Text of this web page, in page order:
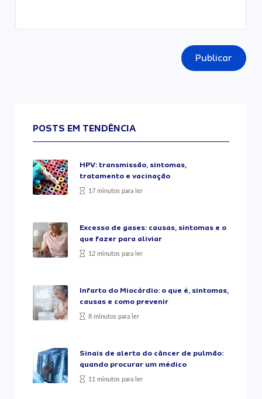
Publicar
POSTS EM TENDÊNCIA
HPV: transmissão, sintomas,
tratamento e vacinação
17 minutos para ler
Excesso de gases: causas, sintomas e o
que fazer para aliviar
12 minutos para ler
Infarto do Miocárdio: o que é, sintomas,
causas e como prevenir
8 minutos para ler
Sinais de alerta do câncer de pulmão:
quando procurar um médico
11 minutos para ler